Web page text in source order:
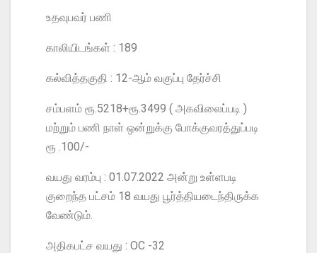
உதவுபவர் பணி
காலியிடங்கள் : 189
கல்வித்தகுதி : 12-ஆம் வகுப்பு தேர்ச்சி
சம்பளம் ரூ.5218+ரூ.3499 ( அகவிலைப்படி )
மற்றும் பணி நாள் ஒன்றுக்கு போக்குவரத்துப்படி
ரூ .100/-
வயது வரம்பு : 01.07.2022 அன்று உள்ளபடி
குறைந்த பட்சம் 18 வயது பூர்த்தியடைந்திருக்க
வேண்டும்.
அதிகபட்ச வயது : OC -32